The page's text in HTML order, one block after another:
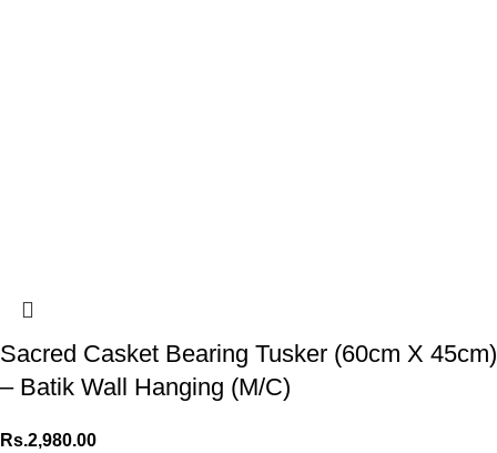
Sacred Casket Bearing Tusker (60cm X 45cm)
– Batik Wall Hanging (M/C)
Rs.2,980.00